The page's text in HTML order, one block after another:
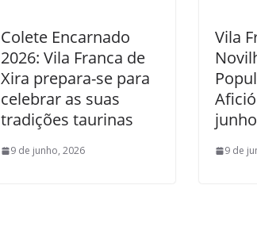
Colete Encarnado
2026: Vila Franca de
Xira prepara-se para
celebrar as suas
tradições taurinas
9 de junho, 2026
Vila
junho
9 de